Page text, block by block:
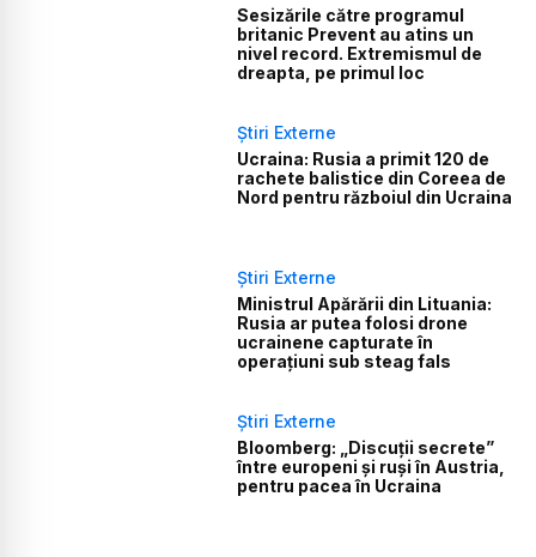
Sesizările către programul
britanic Prevent au atins un
nivel record. Extremismul de
dreapta, pe primul loc
Știri Externe
Ucraina: Rusia a primit 120 de
rachete balistice din Coreea de
Nord pentru războiul din Ucraina
Știri Externe
Ministrul Apărării din Lituania:
Rusia ar putea folosi drone
ucrainene capturate în
operațiuni sub steag fals
Știri Externe
Bloomberg: „Discuții secrete”
între europeni și ruși în Austria,
pentru pacea în Ucraina